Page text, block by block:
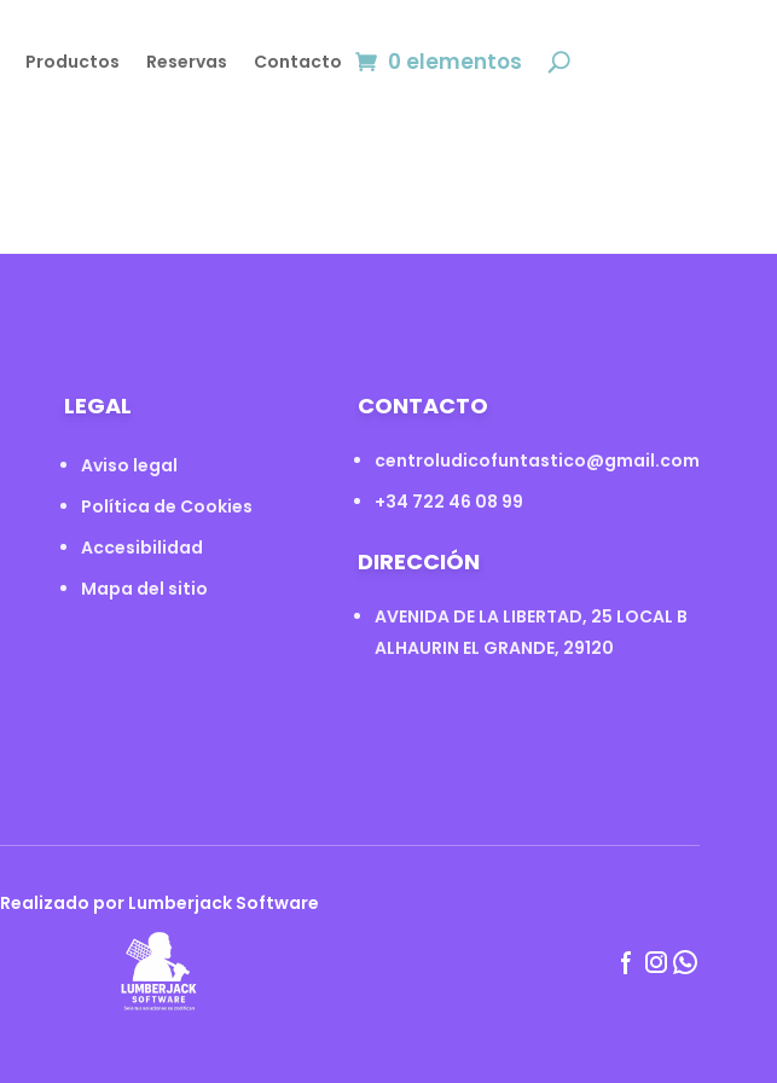
Productos Reservas Contacto 0 elementos
LEGAL
Aviso legal
Política de Cookies
Accesibilidad
Mapa del sitio
CONTACTO
centroludicofuntastico@gmail.com
+34 722 46 08 99
DIRECCIÓN
AVENIDA DE LA LIBERTAD, 25 LOCAL B
ALHAURIN EL GRANDE, 29120
Realizado por Lumberjack Software